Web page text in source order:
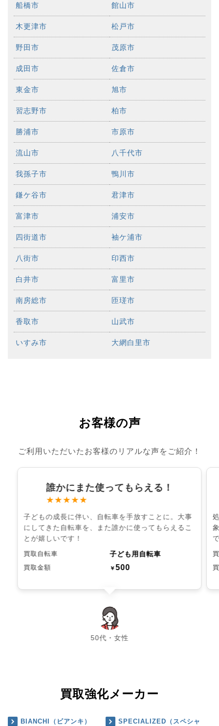
船橋市 館山市
木更津市 松戸市
野田市 茂原市
成田市 佐倉市
東金市 旭市
習志野市 柏市
勝浦市 市原市
流山市 八千代市
我孫子市 鴨川市
鎌ケ谷市 君津市
富津市 浦安市
四街道市 袖ケ浦市
八街市 印西市
白井市 富里市
南房総市 匝瑳市
香取市 山武市
いすみ市 大網白里市
お客様の声
ご利用いただいたお客様のリアルな声をご紹介！
誰かにまた使ってもらえる！
★★★★★
子どもの成長に伴い、自転車を手放すことに。大事
にしてきた自転車を、また誰かに使ってもらえるこ
とが嬉しいです！
買取自転車 子ども用自転車
買取金額 ￥500
50代・女性
chevron_left chevron_right
買取強化メーカー
BIANCHI（ビアンキ）
SPECIALIZED（スペシャ